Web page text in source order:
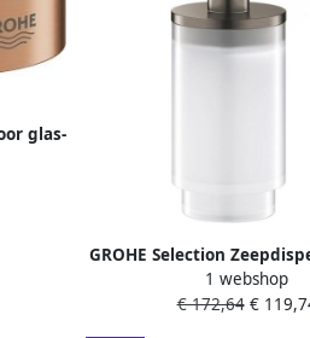
glas-
GROHE Selection
vulhoeveelheid glas
graphite geborsteld (past
1 webshop
€ 172,64€